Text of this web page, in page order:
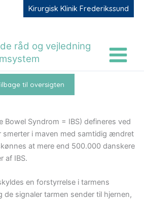
Kirurgisk Klinik Frederikssund
råd og vejledning
til oversigten
Bowel Syndrom = IBS) defineres ved
smerter i maven med samtidig ændret
at mere end 500.000 danskere
af IBS.
en forstyrrelse i tarmens
signaler tarmen sender til hjernen,